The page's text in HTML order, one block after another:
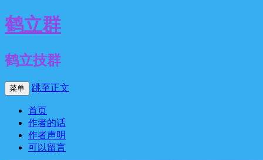
鹤立群
鹤立技群
菜单 跳至正文
首页
作者的话
作者声明
可以留言